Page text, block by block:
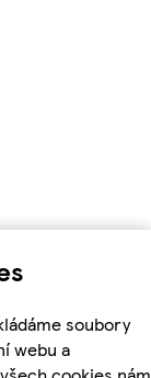
soubory
webu a